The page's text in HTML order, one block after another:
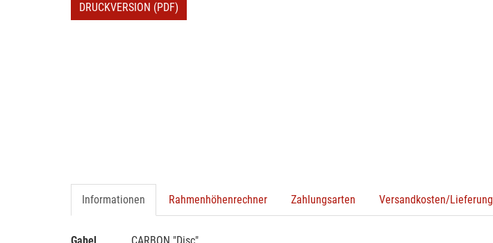
DRUCKVERSION (PDF)
Informationen Rahmenhöhenrechner Zahlungsarten Versandkosten/Lieferung